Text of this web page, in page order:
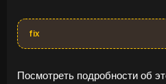
fix
Посмотреть подробности об